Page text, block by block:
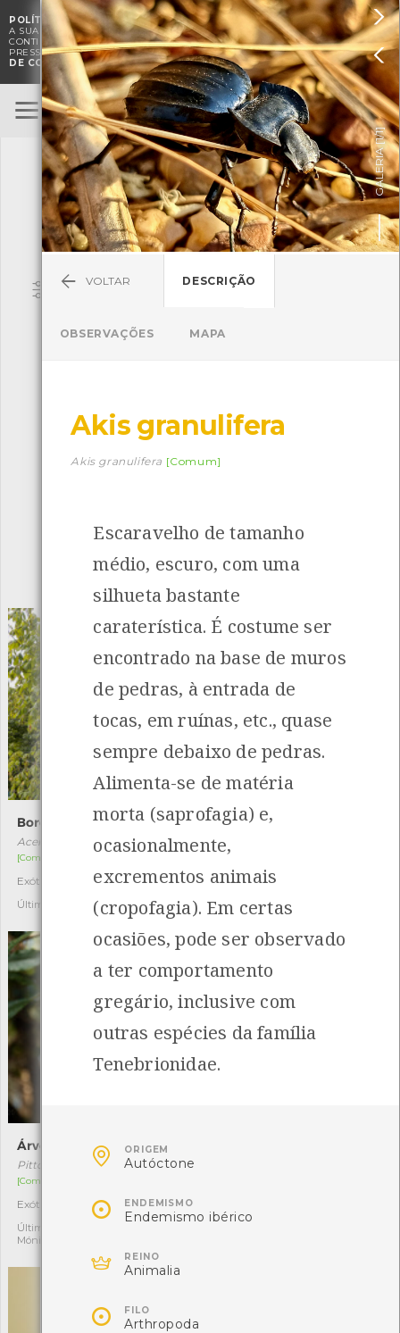
POLÍTICA DE COOKIES . O CMIA UTILIZA COOKIES PARA MELHORAR
A SUA EXPERIÊNCIA DE NAVEGAÇÃO E PARA FINS ESTATÍSTICOS. A
CONTINUAÇÃO DA UTILIZAÇÃO DESTE WEBSITE E SERVIÇOS
PRESSUPÕE A ACEITAÇÃO DA UTILIZAÇÃO DE COOKIES.POLÍTICA
DE COOKIES

ENTRAR
BioRegisto
TERMOS DE UTILIZAÇÃO
SUBMETER OBSERVAÇÃO
Pesquisa
Descarregar a app BioRegisto
Espécies 4829 Observações
Bordo-negundo
Acer negundo
[Comum]
Exótica invasora
Última observação por: Inês
3
Aveleira
Corylus avellana
Pedro Lima
Árvore-do-incenso
Pittosporum undulatum
[Comum]
Exótica invasora
Última observação por:
Mónica Rocha
7


GALERIA [
1/1
]
VOLTAR DESCRIÇÃO
OBSERVAÇÕES MAPA
Akis granulifera
Akis granulifera [Comum]
Escaravelho de tamanho
médio, escuro, com uma
silhueta bastante
caraterística. É costume ser
encontrado na base de muros
de pedras, à entrada de
tocas, em ruínas, etc., quase
sempre debaixo de pedras.
Alimenta-se de matéria
morta (saprofagia) e,
ocasionalmente,
excrementos animais
(cropofagia). Em certas
ocasiões, pode ser observado
a ter comportamento
gregário, inclusive com
outras espécies da família
Tenebrionidae.
 ORIGEM
Autóctone
 ENDEMISMO
Endemismo ibérico
 REINO
Animalia
 FILO
Arthropoda